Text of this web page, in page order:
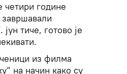
четири године
тиче, готово је
из филма
на начин како су